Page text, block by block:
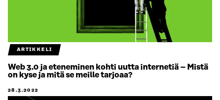
ARTIKKELI
Web 3.0 ja eteneminen kohti uutta internetiä – Mistä
on kyse ja mitä se meille tarjoaa?
28.3.2022